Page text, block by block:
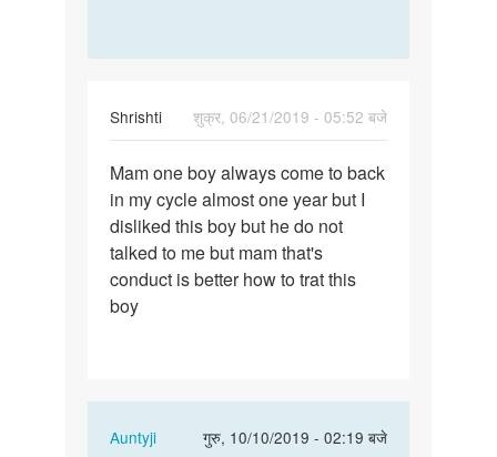
Shrishti
शुक्र, 06/21/2019 - 05:52 बजे
Mam
one
boy
always
come
to…
Mam one boy always come to back
in my cycle almost one year but I
disliked this boy but he do not
talked to me but mam that's
conduct is better how to trat this
boy
Auntyji गुरु, 10/10/2019 - 02:19 बजे
In